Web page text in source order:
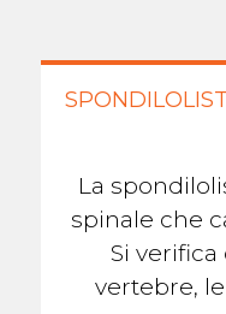
La
spinale che
Si
vertebre,